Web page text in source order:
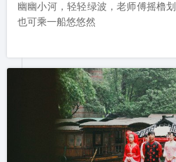
幽幽小河，轻轻绿波，老师傅摇橹
也可乘一船悠悠然